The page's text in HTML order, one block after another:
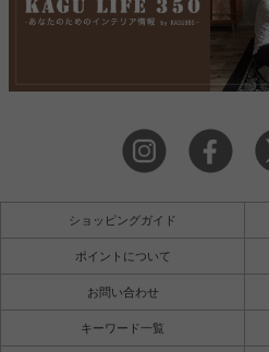
ショッピングガイド
ポイントについて
お問い合わせ
キーワード一覧